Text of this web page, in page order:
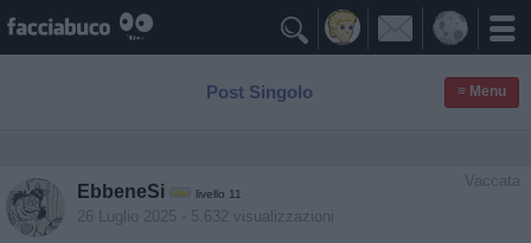

Post Singolo ≡ Menu
Vaccata
EbbeneSi livello 11
26 Luglio 2025 - 5.632 visualizzazioni